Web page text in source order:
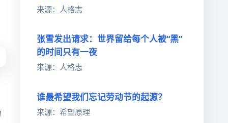
来源：人格志
张雪发出请求：世界留给每个人被“黑”
的时间只有一夜
来源：人格志
谁最希望我们忘记劳动节的起源？
来源：希望原理